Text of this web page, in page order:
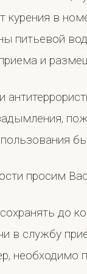
в
питьевой
и
просим
до
в службу
необходимо